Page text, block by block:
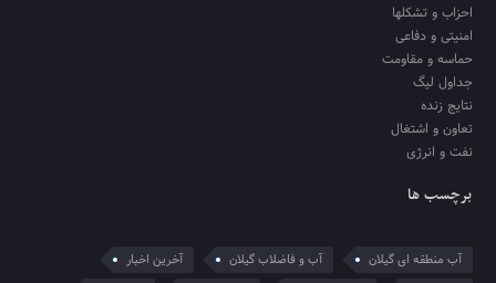
احزاب و تشکلها
امنیتی و دفاعی
حماسه و مقاومت
جداول لیگ
نتایج زنده
تعاون و اشتغال
نفت و انرژی
برچسب ها
آب منطقه ای گیلان آب و فاضلاب گیلان
آخرین اخبار